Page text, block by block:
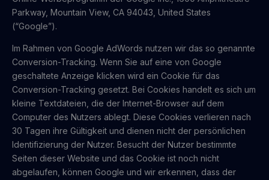
Parkway, Mountain View, CA 94043, United States
(“Google”).
Im Rahmen von Google AdWords nutzen wir das so genannte
Conversion-Tracking. Wenn Sie auf eine von Google
geschaltete Anzeige klicken wird ein Cookie für das
Conversion-Tracking gesetzt. Bei Cookies handelt es sich um
kleine Textdateien, die der Internet-Browser auf dem
Computer des Nutzers ablegt. Diese Cookies verlieren nach
30 Tagen ihre Gültigkeit und dienen nicht der persönlichen
Identifizierung der Nutzer. Besucht der Nutzer bestimmte
Seiten dieser Website und das Cookie ist noch nicht
abgelaufen, können Google und wir erkennen, dass der